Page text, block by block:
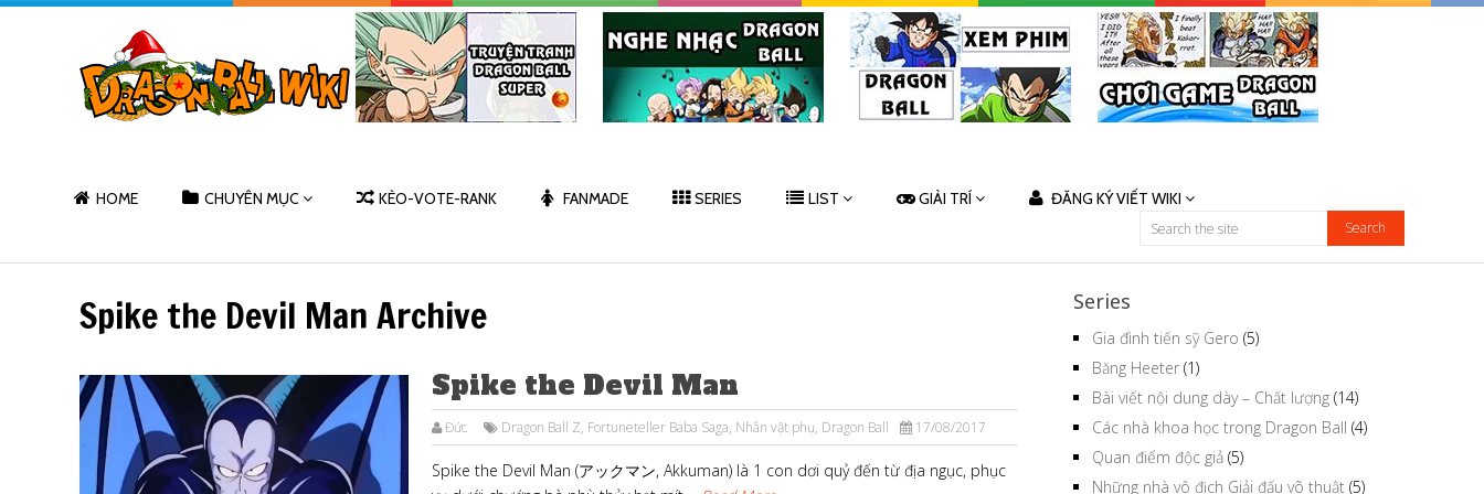
HOME CHUYÊN MỤC KÈO-VOTE-RANK FANMADE SERIES LIST GIẢI TRÍ ĐĂNG KÝ VIẾT WIKI
Spike the Devil Man Archive
Spike the Devil Man
Đức Dragon Ball Z, Fortuneteller Baba Saga, Nhân vật phụ, Dragon Ball 17/08/2017
Spike the Devil Man (アックマン, Akkuman) là 1 con dơi quỷ đến từ địa ngục, phục
Series
Gia đình tiến sỹ Gero (5)
Băng Heeter (1)
Bài viết nội dung dày – Chất lượng (14)
Các nhà khoa học trong Dragon Ball (4)
Quan điểm độc giả (5)
Những nhà vô địch Giải đấu võ thuật (5)